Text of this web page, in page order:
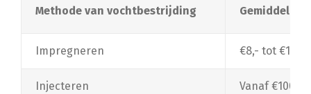
Methode van vochtbestrijding Gemiddelde
Impregneren €8,- tot €12,-
Injecteren Vanaf €100,-